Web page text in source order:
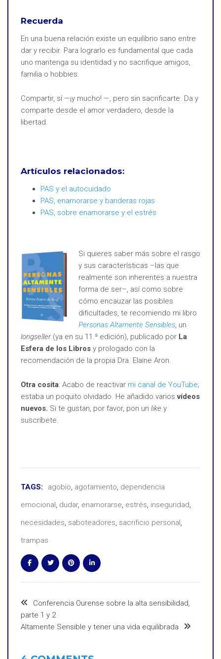
Recuerda
En una buena relación existe un equilibrio sano entre
dar y recibir. Para lograrlo es fundamental que cada
uno mantenga su identidad y no sacrifique amigos,
familia o hobbies.
Compartir, sí —¡y mucho! —, pero sin sacrificarte. Da y
comparte desde el amor verdadero, desde la
libertad.
Artículos relacionados:
PAS y el autocuidado
PAS, enamorarse y banderas rojas
PAS, sobre enamorarse y el estrés
Si quieres saber más sobre el rasgo
y sus características –las que
realmente son inherentes a nuestra
forma de ser–, así como sobre
cómo encauzar las posibles
dificultades, te recomiendo mi libro
Personas Altamente Sensibles, un
longseller(ya en su 11.ª edición), publicado por La
Esfera de los Libros y prologado con la
recomendación de la propia Dra. Elaine Aron.
Otra cosita: Acabo de reactivar mi canal de YouTube;
estaba un poquito olvidado. He añadido variosvídeos
nuevos. Si te gustan, por favor, pon un like y
suscríbete.
TAGS: agobio, agotamiento, dependencia
emocional, dudar, enamorarse, estrés, inseguridad,
necesidades, saboteadores, sacrificio personal,
trampas
Conferencia Ourense sobre la alta sensibilidad,
parte 1 y 2
Altamente Sensible y tener una vida equilibrada